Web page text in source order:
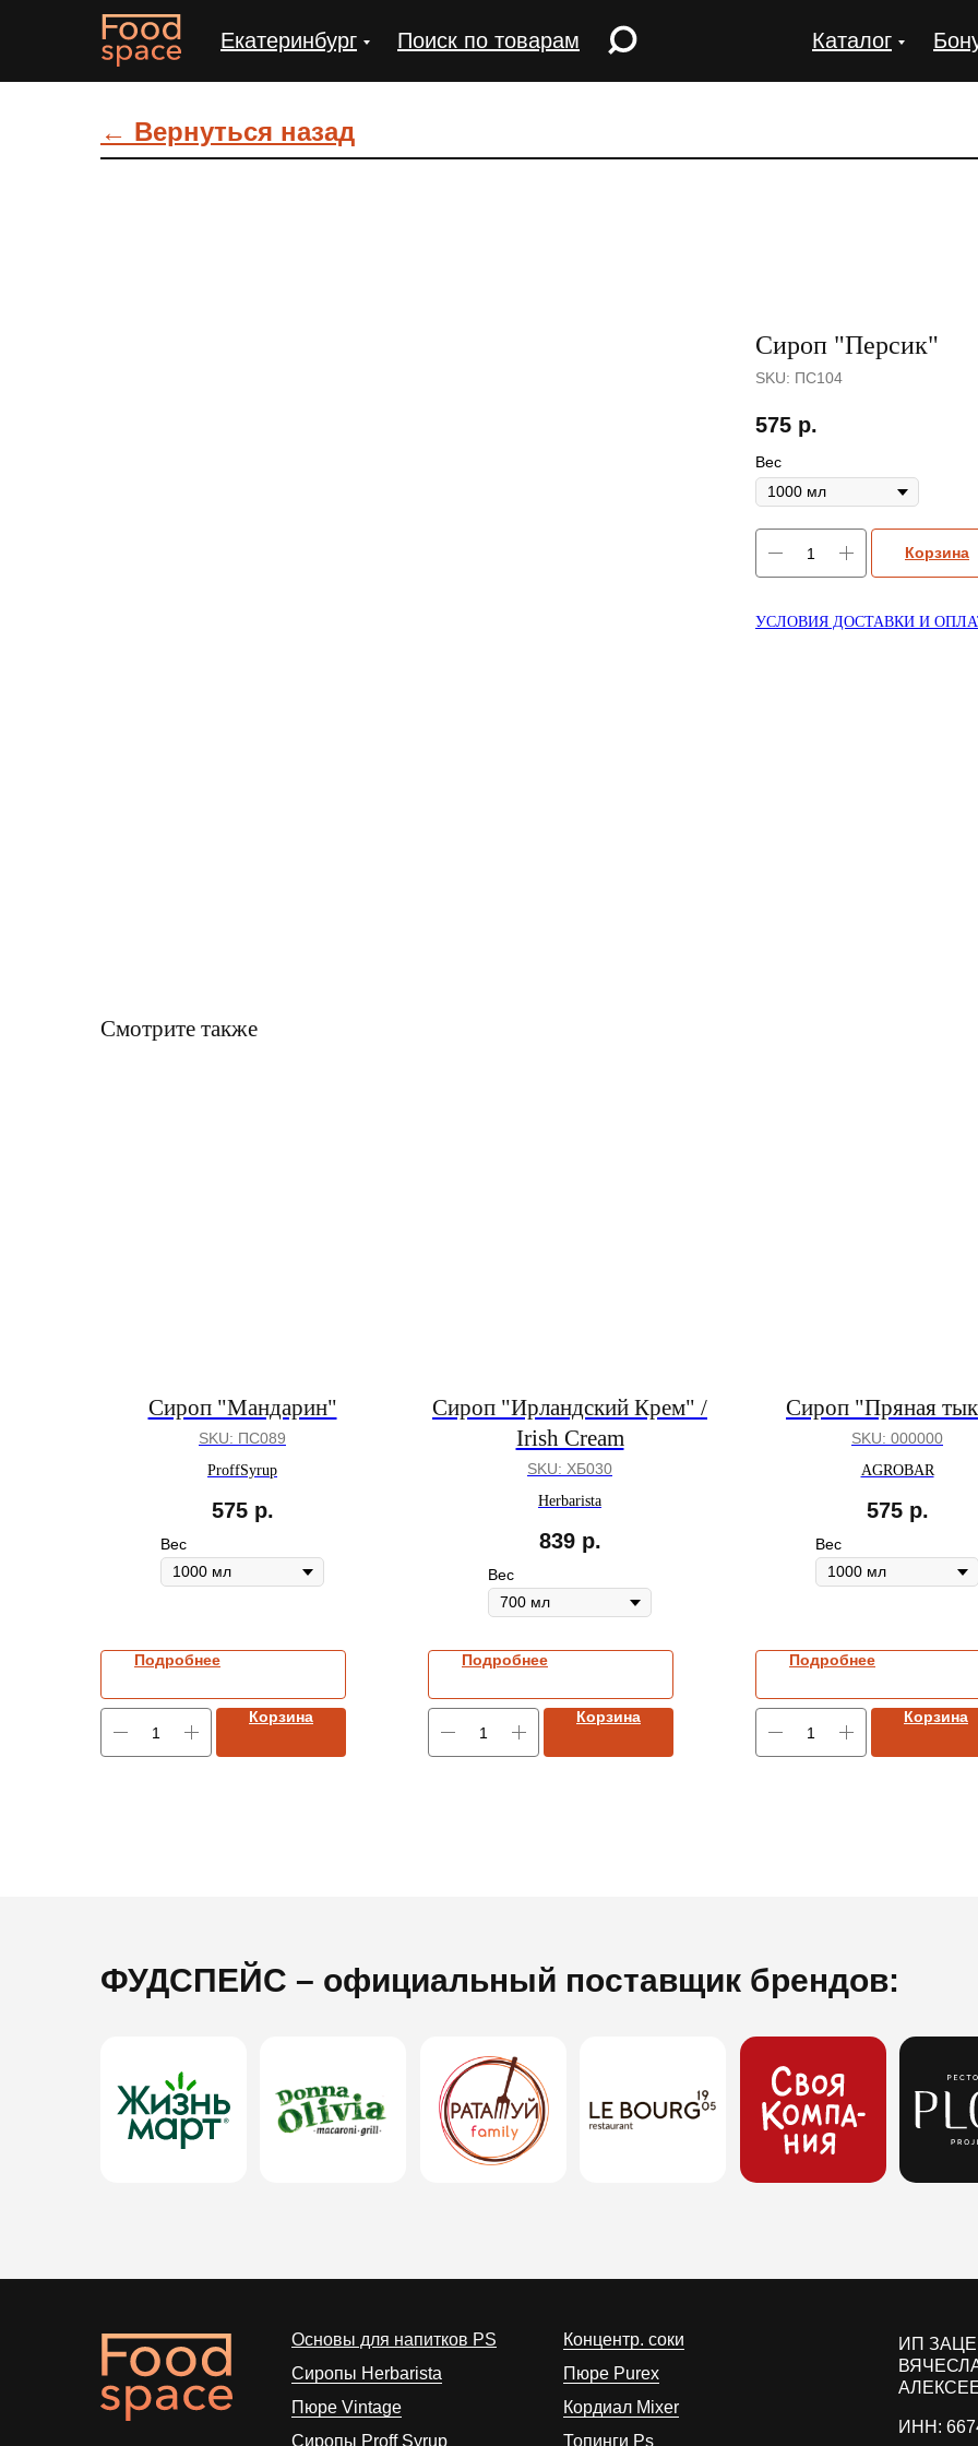
Поиск по товарам Каталог
Екатеринбург
← Вернуться назад
Сироп "Персик"
SKU: ПС104
575 р.
Вес
Корзина
УСЛОВИЯ ДОСТАВКИ И
Смотрите также
Сироп "Мандарин"
SKU: ПС089
ProffSyrup
575 р.
Вес
Подробнее
Корзина
Сироп "Ирландский Крем" /
Irish Cream
SKU: ХБ030
Herbarista
839 р.
Вес
Подробнее
Корзина
Сироп "Пряная
SKU: 000000
AGROBAR
575 р.
Вес
Подробнее
Корзина
ФУДСПЕЙС – официальный поставщик брендов:
ИП
ИНН:
Основы для напитков PS
Сиропы Herbarista
Пюре Vintage
Cиропы Proff Syrup
Концентр. соки
Пюре Purex
Кордиал Mixer
Топинги Ps